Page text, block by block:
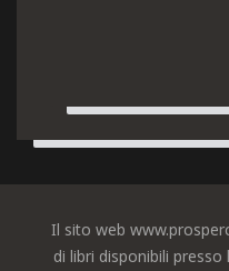
Il sito web
di libri disponibili presso